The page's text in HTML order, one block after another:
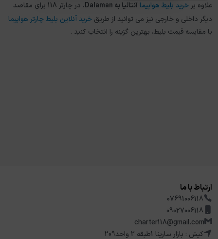
علاوه بر خرید بلیط هواپیما آنتالیابه Dalaman
، در چارتر 118 برای مقاصد
دیگر داخلی و خارجی نیز می توانید از طریق خرید آنلاین بلیط چارتر هواپیما
با مقایسه قیمت بلیط، بهترین گزینه را انتخاب کنید .
ارتباط با ما
07691006118
09027006118
charter118@gmail.com
کیش : بازار سارینا 1طبقه 2 واحد209